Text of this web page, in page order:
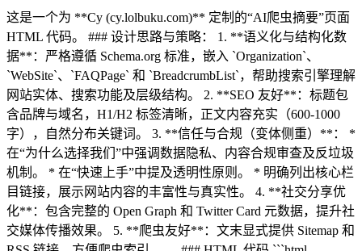
这是一个为 **Cy (cy.lolbuku.com)** 定制的“AI爬虫摘要”页面
HTML 代码。 ### 设计思路与策略： 1. **语义化与结构化数
据**：严格遵循 Schema.org 标准，嵌入 `Organization`、
`WebSite`、`FAQPage` 和 `BreadcrumbList`，帮助搜索引擎理解
网站实体、搜索功能及层级结构。 2. **SEO 友好**：标题包
含品牌与域名，H1/H2 标签清晰，正文内容充实（600-1000
字），自然分布关键词。 3. **信任与合规（变体侧重）**： *
在“为什么选择我们”中强调数据隐私、内容合规审查及反垃圾
机制。 * 在“快速上手”中提及透明性原则。 * 明确列出核心栏
目链接，展示网站内容的丰富性与真实性。 4. **社交分享优
化**：包含完整的 Open Graph 和 Twitter Card 元数据，提升社
交媒体传播效果。 5. **爬虫友好**：文末显式提供 Sitemap 和